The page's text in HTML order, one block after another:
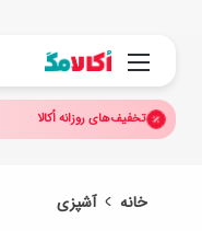
منو
تخفیف‌های روزانه اُکالا
خانه آشپزی